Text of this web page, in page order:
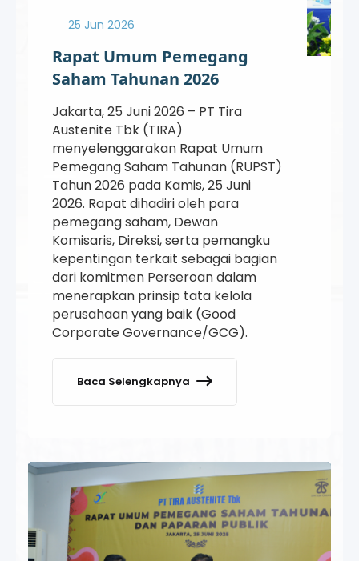
25 Jun 2026
Rapat Umum Pemegang
Saham Tahunan 2026
Jakarta, 25 Juni 2026 – PT Tira
Austenite Tbk (TIRA)
menyelenggarakan Rapat Umum
Pemegang Saham Tahunan (RUPST)
Tahun 2026 pada Kamis, 25 Juni
2026. Rapat dihadiri oleh para
pemegang saham, Dewan
Komisaris, Direksi, serta pemangku
kepentingan terkait sebagai bagian
dari komitmen Perseroan dalam
menerapkan prinsip tata kelola
perusahaan yang baik (Good
Corporate Governance/GCG).
Baca Selengkapnya